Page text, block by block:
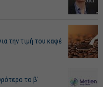
την τιμή του καφέ
το β'